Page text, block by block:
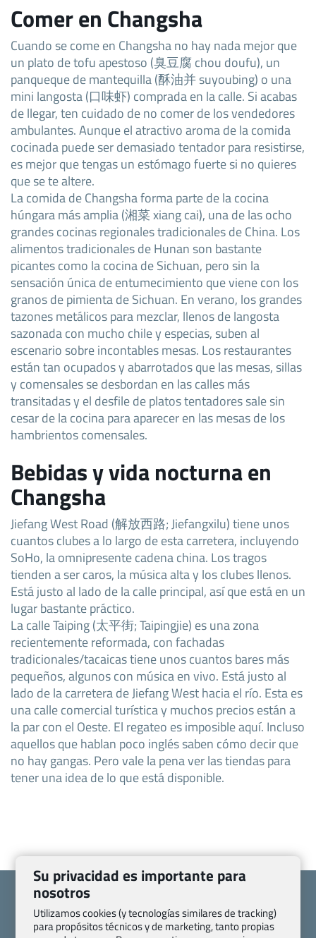
Comer en Changsha
Cuando se come en Changsha no hay nada mejor que
un plato de tofu apestoso (臭豆腐 chou doufu), un
panqueque de mantequilla (酥油并 suyoubing) o una
mini langosta (口味虾) comprada en la calle. Si acabas
de llegar, ten cuidado de no comer de los vendedores
ambulantes. Aunque el atractivo aroma de la comida
cocinada puede ser demasiado tentador para resistirse,
es mejor que tengas un estómago fuerte si no quieres
que se te altere.
La comida de Changsha forma parte de la cocina
húngara más amplia (湘菜 xiang cai), una de las ocho
grandes cocinas regionales tradicionales de China. Los
alimentos tradicionales de Hunan son bastante
picantes como la cocina de Sichuan, pero sin la
sensación única de entumecimiento que viene con los
granos de pimienta de Sichuan. En verano, los grandes
tazones metálicos para mezclar, llenos de langosta
sazonada con mucho chile y especias, suben al
escenario sobre incontables mesas. Los restaurantes
están tan ocupados y abarrotados que las mesas, sillas
y comensales se desbordan en las calles más
transitadas y el desfile de platos tentadores sale sin
cesar de la cocina para aparecer en las mesas de los
hambrientos comensales.
Bebidas y vida nocturna en
Changsha
Jiefang West Road (解放西路; Jiefangxilu) tiene unos
cuantos clubes a lo largo de esta carretera, incluyendo
SoHo, la omnipresente cadena china. Los tragos
tienden a ser caros, la música alta y los clubes llenos.
Está justo al lado de la calle principal, así que está en un
lugar bastante práctico.
La calle Taiping (太平街; Taipingjie) es una zona
recientemente reformada, con fachadas
tradicionales/tacaicas tiene unos cuantos bares más
pequeños, algunos con música en vivo. Está justo al
lado de la carretera de Jiefang West hacia el río. Esta es
una calle comercial turística y muchos precios están a
la par con el Oeste. El regateo es imposible aquí. Incluso
aquellos que hablan poco inglés saben cómo decir que
no hay gangas. Pero vale la pena ver las tiendas para
tener una idea de lo que está disponible.
Su privacidad es importante para
nosotros
Utilizamos cookies (y tecnologías similares de tracking)
para propósitos técnicos y de marketing, tanto propias